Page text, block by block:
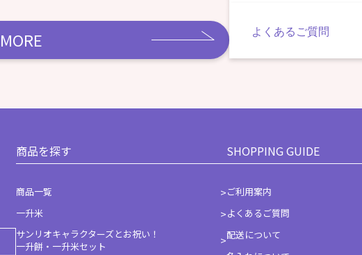
MORE よくあるご質問
商品を探す
商品一覧
一升米
サンリオキャラクターズとお祝い！
一升餅・一升米セット
SHOPPING GUIDE
ご利用案内
よくあるご質問
配送について